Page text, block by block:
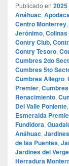
Publicado en 2025
Anáhuac,
Centro Monterrey,
Jerónimo, Colinas
Contry Club,
Contry Tesoro,
Cumbres 2do
Cumbres 5to
Cumbres Allegro,
Premier,
Renacimiento,
Del Valle Poniente,
Esmeralda
Fundidora,
Anáhuac,
de las Puentes,
Jardines del
Herradura